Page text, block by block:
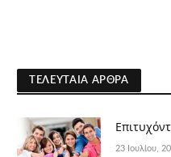
ΤΕΛΕΥΤΑΊΑ ΆΡΘΡΑ
23 Ιουλίου,